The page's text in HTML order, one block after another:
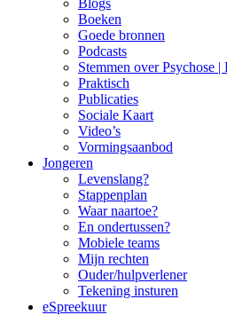
Blogs
Boeken
Goede bronnen
Podcasts
Stemmen over Psychose |
Praktisch
Publicaties
Sociale Kaart
Video’s
Vormingsaanbod
Jongeren
Levenslang?
Stappenplan
Waar naartoe?
En ondertussen?
Mobiele teams
Mijn rechten
Ouder/hulpverlener
Tekening insturen
eSpreekuur